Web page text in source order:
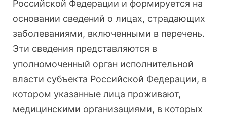
Российской Федерации и формируется на
основании сведений о лицах, страдающих
заболеваниями, включенными в перечень.
Эти сведения представляются в
уполномоченный орган исполнительной
власти субъекта Российской Федерации, в
котором указанные лица проживают,
медицинскими организациями, в которых